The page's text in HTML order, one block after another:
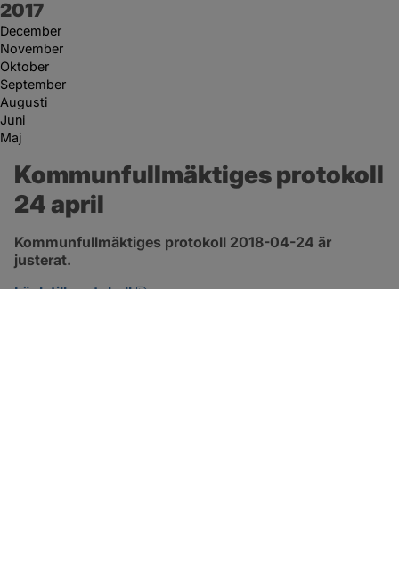
År:
2017
December
November
Oktober
September
Augusti
Juni
Maj
Kommunfullmäktiges protokoll
24 april
Kommunfullmäktiges protokoll 2018-04-24 är
justerat.
Länk till protokoll
pdf, 2.9 MB, öppnas i nytt fönster.